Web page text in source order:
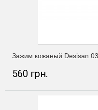
Зажим кожаный Desisan
560 грн.